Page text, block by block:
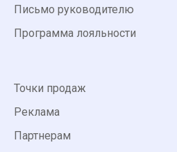
Письмо руководителю
Программа лояльности
Точки продаж
Реклама
Партнерам